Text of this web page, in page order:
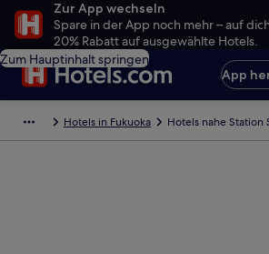
Zur App wechseln
Spare in der App noch mehr – auf
20% Rabatt auf ausgewählte Hotels.
Zum Hauptinhalt springen
App
Hotels in Fukuoka Hotels nahe Station